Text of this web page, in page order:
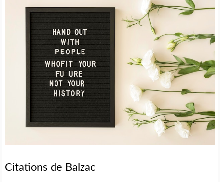
Citations de Balzac